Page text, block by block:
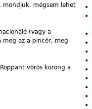
mondjuk, mégsem lehet
(vagy a
meg az a pincér, meg
vörös korong a